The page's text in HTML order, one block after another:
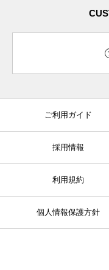
ご利用ガイド
採用情報
利用規約
個人情報保護方針